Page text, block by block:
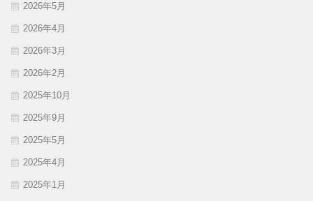
2026年5月
2026年4月
2026年3月
2026年2月
2025年10月
2025年9月
2025年5月
2025年4月
2025年1月